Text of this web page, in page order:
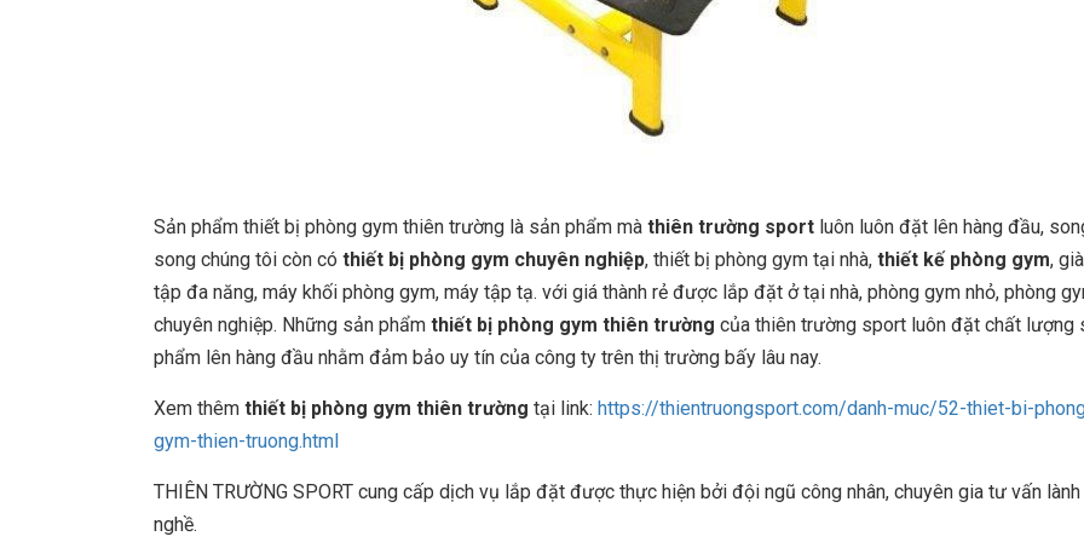
Sản phẩm thiết bị phòng gym thiên trường là sản phẩm mà thiên trường sport luôn luôn đặt lên hàng đầu,
song chúng tôi còn có thiết bị phòng gym chuyên nghiệp, thiết bị phòng gym tại nhà, thiết kế phòng gym,
tập đa năng, máy khối phòng gym, máy tập tạ. với giá thành rẻ được lắp đặt ở tại nhà, phòng gym nhỏ, phòng
chuyên nghiệp. Những sản phẩm thiết bị phòng gym thiên trường của thiên trường sport luôn đặt chất lượng
phẩm lên hàng đầu nhằm đảm bảo uy tín của công ty trên thị trường bấy lâu nay.
Xem thêm thiết bị phòng gym thiên trường tại link: https://thientruongsport.com/danh-muc/52-thiet-bi-
gym-thien-truong.html
THIÊN TRƯỜNG SPORT cung cấp dịch vụ lắp đặt được thực hiện bởi đội ngũ công nhân, chuyên gia tư vấn lành
nghề.